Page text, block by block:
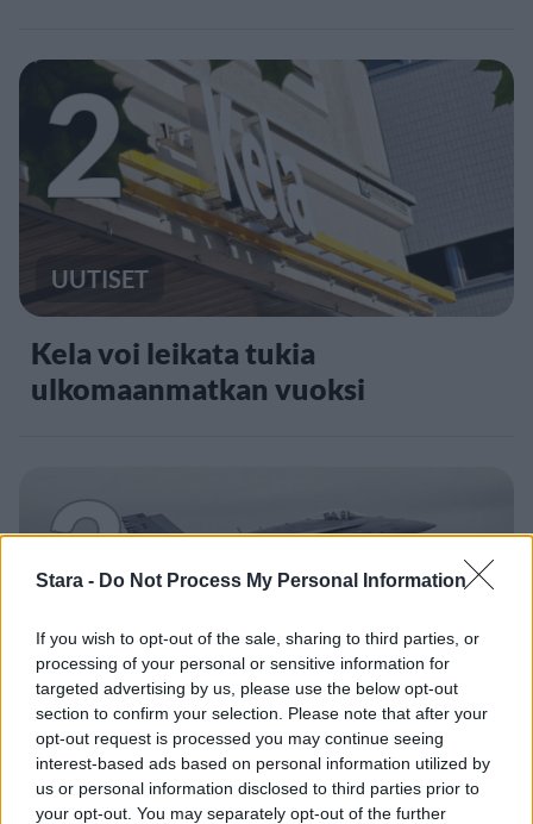
Stara - Do Not Process My Personal Information
If you wish to opt-out of the sale, sharing to third parties, or
processing of your personal or sensitive information for
targeted advertising by us, please use the below opt-out
section to confirm your selection. Please note that after your
opt-out request is processed you may continue seeing
interest-based ads based on personal information utilized by
us or personal information disclosed to third parties prior to
your opt-out. You may separately opt-out of the further
2
UUTISET
Kela voi leikata tukia
ulkomaanmatkan vuoksi
3
UUTISET
F/A-18 Hornet jyrähtää ylilennolle
Jyväskylässä – katuja suljetaan